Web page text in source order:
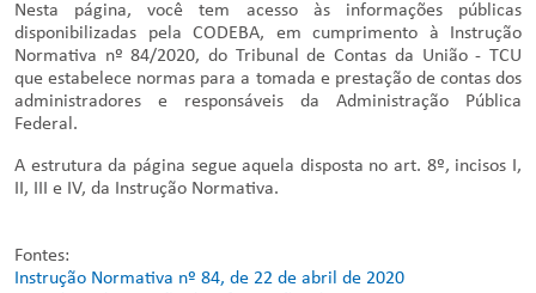
Nesta página, você tem acesso às informações públicas
disponibilizadas pela CODEBA, em cumprimento à Instrução
Normativa nº 84/2020, do Tribunal de Contas da União - TCU
que estabelece normas para a tomada e prestação de contas dos
administradores e responsáveis da Administração Pública
Federal.
A estrutura da página segue aquela disposta no art. 8º, incisos I,
II, III e IV, da Instrução Normativa.
Fontes:
Instrução Normativa nº 84, de 22 de abril de 2020